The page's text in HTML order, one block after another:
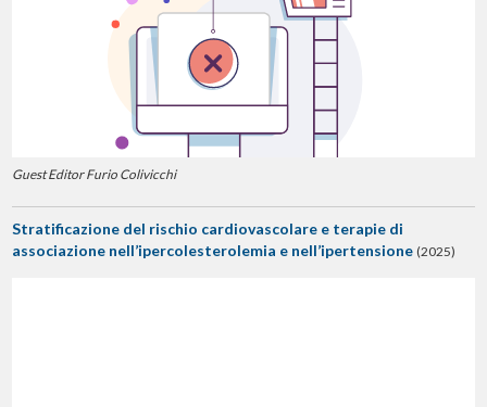
Guest Editor Furio Colivicchi
Stratificazione del rischio cardiovascolare e terapie di
associazione nell’ipercolesterolemia e nell’ipertensione (2025)